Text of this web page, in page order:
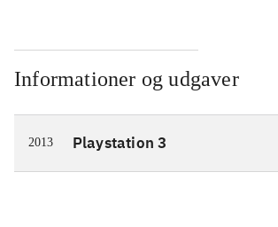
forsvundet. Spillets mål er derfor at
genforene Ayesha med sin
En dag da Ayesha besøger Nio's
gravsted, finder hun ud af at hun
muligvis stadig er i live og
eftersøgningen kan begynde. Dette
Informationer og udgaver
2013 Playstation 3